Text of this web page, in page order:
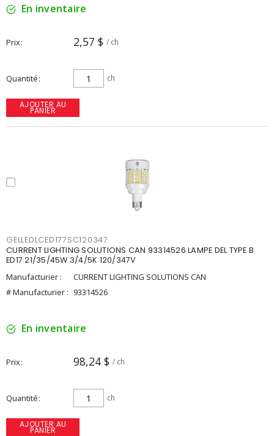
En inventaire
Prix 2,57 $ / ch
Quantité ch
AJOUTER AU
PANIER
GELLEDLCED177SC120347
CURRENT LIGHTING SOLUTIONS CAN 93314526 LAMPE DEL TYPE B
ED17 21/35/45W 3/4/5K 120/347V
Manufacturier :
CURRENT LIGHTING SOLUTIONS CAN
# Manufacturier : 93314526
En inventaire
Prix 98,24 $ / ch
Quantité ch
AJOUTER AU
PANIER